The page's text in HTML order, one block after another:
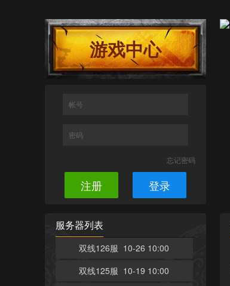
游戏中心
帐号
密码
忘记密码
注册 登录
服务器列表
双线126服 10-26 10:00
双线125服 10-19 10:00